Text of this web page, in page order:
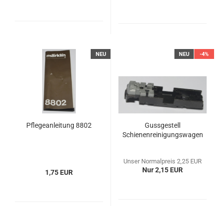
NEU
Pflegeanleitung 8802
1,75 EUR
NEU -4%
Gussgestell
Schienenreinigungswagen
Unser Normalpreis 2,25 EUR
Nur 2,15 EUR